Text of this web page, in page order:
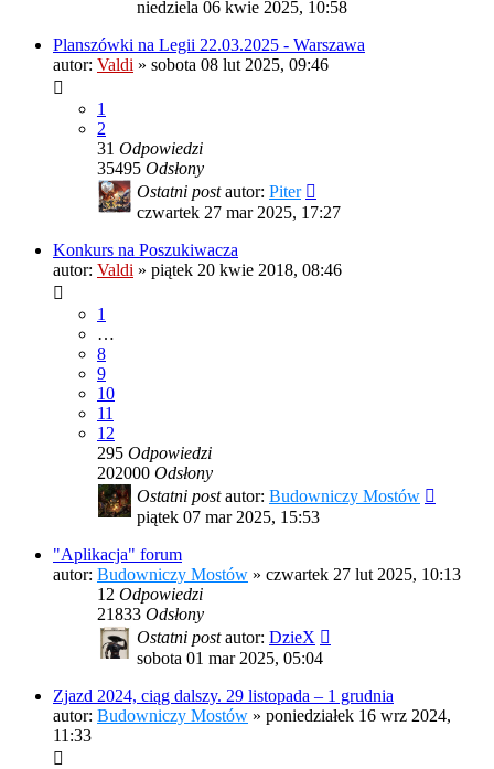
niedziela 06 kwie 2025, 10:58
Planszówki na Legii 22.03.2025 - Warszawa
autor: Valdi » sobota 08 lut 2025, 09:46
1
2
31 Odpowiedzi
35495 Odsłony
Ostatni postautor: Piter
czwartek 27 mar 2025, 17:27
Konkurs na Poszukiwacza
autor: Valdi » piątek 20 kwie 2018, 08:46
1
…
8
9
10
11
12
295 Odpowiedzi
202000 Odsłony
Ostatni postautor: Budowniczy Mostów
piątek 07 mar 2025, 15:53
"Aplikacja" forum
autor: Budowniczy Mostów » czwartek 27 lut 2025, 10:13
12 Odpowiedzi
21833 Odsłony
Ostatni postautor: DzieX
sobota 01 mar 2025, 05:04
Zjazd 2024, ciąg dalszy. 29 listopada – 1 grudnia
autor: Budowniczy Mostów » poniedziałek 16 wrz 2024,
11:33